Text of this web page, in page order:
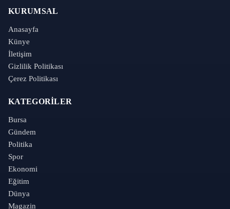
KURUMSAL
Anasayfa
Künye
İletişim
Gizlilik Politikası
Çerez Politikası
KATEGORILER
Bursa
Gündem
Politika
Spor
Ekonomi
Eğitim
Dünya
Magazin